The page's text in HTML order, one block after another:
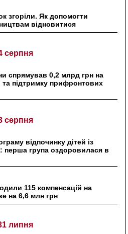
згоріли. Як допомогти
відновитися
серпня
спрямував 0,2 млрд грн на
та підтримку прифронтових
серпня
відпочинку дітей із
група оздоровилася в
115 компенсацій на
на 6,6 млн грн
липня